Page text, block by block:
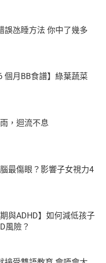
誤氹睡方法 你中了幾多
個月BB食譜】綠葉蔬菜
，迴流不息
最傷眼？影響子女視力4
期與ADHD】如何減低孩子
風險？